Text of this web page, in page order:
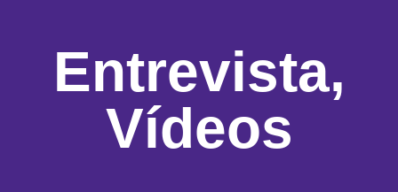
Entrevista,
Vídeos